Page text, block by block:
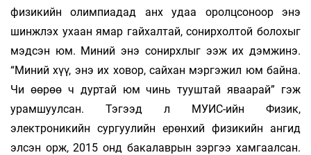
физикийн олимпиадад анх удаа оролцсоноор энэ
шинжлэх ухаан ямар гайхалтай, сонирхолтой болохыг
мэдсэн юм. Миний энэ сонирхлыг ээж их дэмжинэ.
“Миний хүү, энэ их ховор, сайхан мэргэжил юм байна.
Чи өөрөө ч дуртай юм чинь тууштай яваарай” гэж
урамшуулсан. Тэгээд л МУИС-ийн Физик,
электроникийн сургуулийн ерөнхий физикийн ангид
элсэн орж, 2015 онд бакалаврын зэргээ хамгаалсан.